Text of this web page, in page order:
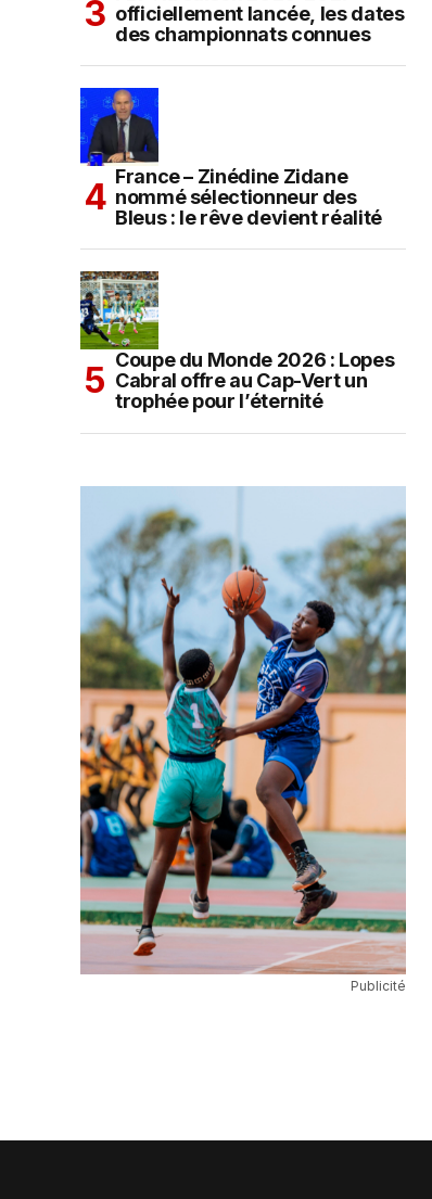
officiellement lancée, les dates
des championnats connues
France – Zinédine Zidane
nommé sélectionneur des
Bleus : le rêve devient réalité
Coupe du Monde 2026 : Lopes
Cabral offre au Cap-Vert un
trophée pour l’éternité
Publicité